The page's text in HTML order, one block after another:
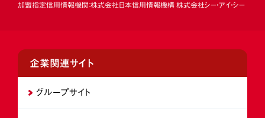
加盟指定信用情報機関：株式会社日本信用情報機構 株式会社シー・アイ・シー
企業関連サイト
グループサイト